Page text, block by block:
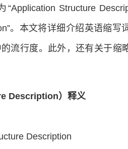
“Application Structure
。本文将详细介绍英语缩
流行度。此外，还有关于缩
Description）释义
Description